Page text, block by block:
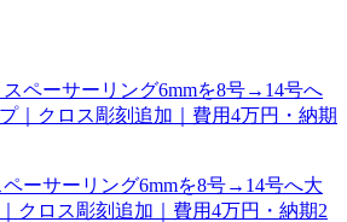
ーサーリング6mmを8号→14号へ大
クロス彫刻追加｜費用4万円・納期2